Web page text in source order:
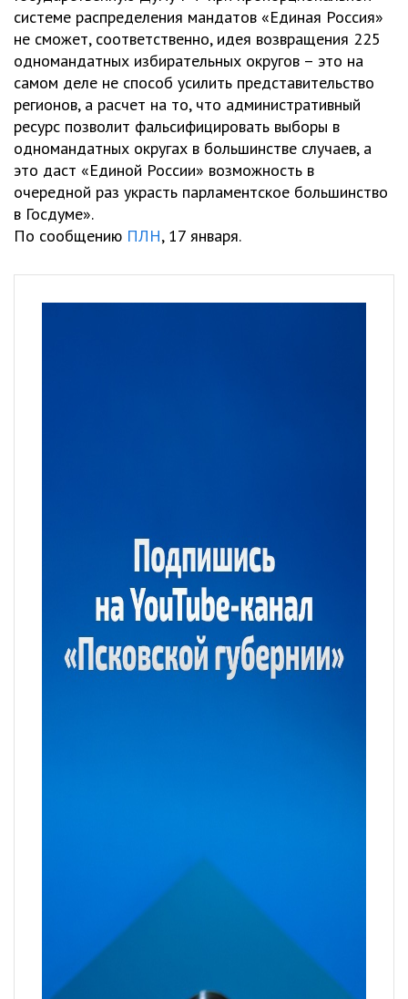
системе распределения мандатов «Единая Россия»
не сможет, соответственно, идея возвращения 225
одномандатных избирательных округов – это на
самом деле не способ усилить представительство
регионов, а расчет на то, что административный
ресурс позволит фальсифицировать выборы в
одномандатных округах в большинстве случаев, а
это даст «Единой России» возможность в
очередной раз украсть парламентское большинство
в Госдуме».
По сообщению ПЛН, 17 января.